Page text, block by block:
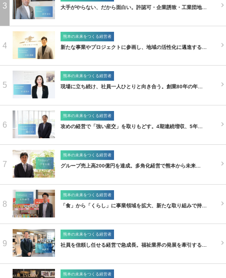
3 大手がやらない、だから面白い。許認可・企業誘致・工業団地…
4
熊本の未来をつくる経営者
新たな事業やプロジェクトに参画し、地域の活性化に邁進する…
5
熊本の未来をつくる経営者
現場に立ち続け、社員一人ひとりと向き合う。創業80年の年…
6
熊本の未来をつくる経営者
攻めの経営で「強い産交」を取りもどす。4期連続増収、5年…
7
熊本の未来をつくる経営者
グループ売上高200億円を達成。多角化経営で熊本から未来…
8
熊本の未来をつくる経営者
「食」から「くらし」に事業領域を拡大、新たな取り組みで持…
9
熊本の未来をつくる経営者
社員を信頼し任せる経営で急成長。福祉業界の発展を牽引する…
熊本の未来をつくる経営者